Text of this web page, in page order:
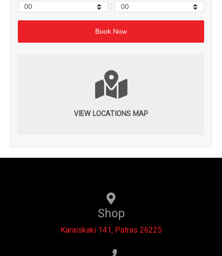
:
VIEW LOCATIONS MAP
Shop
Karaiskaki 141, Patras 26225